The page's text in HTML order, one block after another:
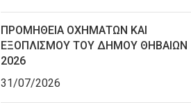
ΠΡΟΜΗΘΕΙΑ ΟΧΗΜΑΤΩΝ ΚΑΙ
ΕΞΟΠΛΙΣΜΟΥ ΤΟΥ ΔΗΜΟΥ ΘΗΒΑΙΩΝ
2026
31/07/2026